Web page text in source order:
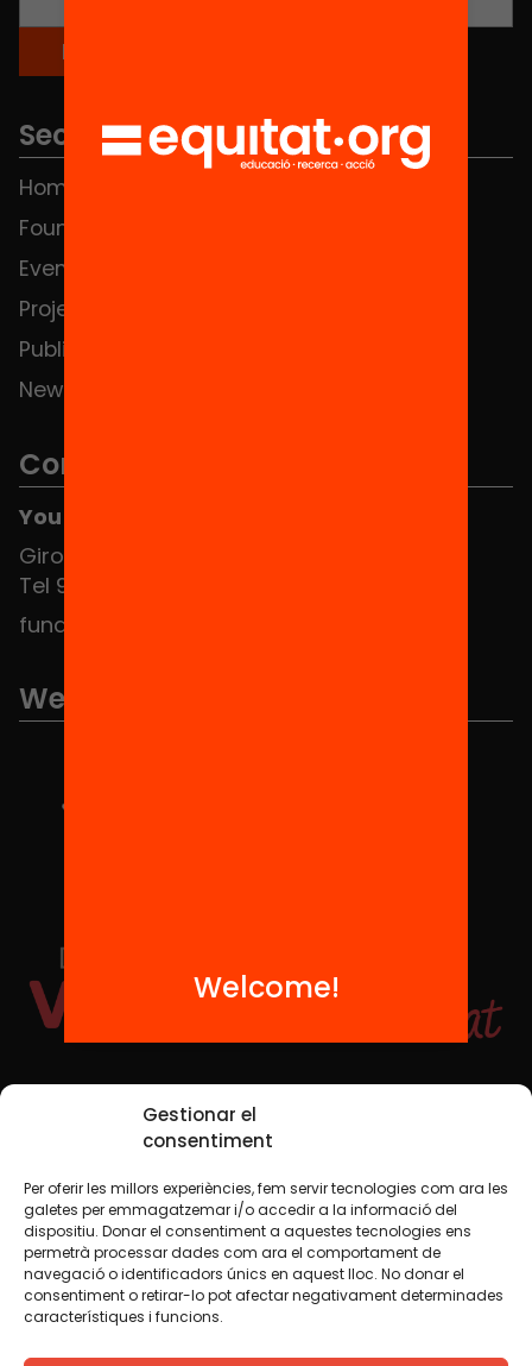
Gestionar el
consentiment
Per oferir les millors experiències, fem servir tecnologies com ara les
galetes per emmagatzemar i/o accedir a la informació del
dispositiu. Donar el consentiment a aquestes tecnologies ens
permetrà processar dades com ara el comportament de
navegació o identificadors únics en aquest lloc. No donar el
consentiment o retirar-lo pot afectar negativament determinades
característiques i funcions.
Sections
Home
Foundation
Events
Projects
Publications and videos
News
Contact
You can find us at the Social HUB
Girona 34, interior 08010 Barcelona
Tel 934 588 700
fundacio@equitat.org
We are part of...
Social Media
TW YTB IG FB IN
Legal NoticeCookie Policy
Welcome!